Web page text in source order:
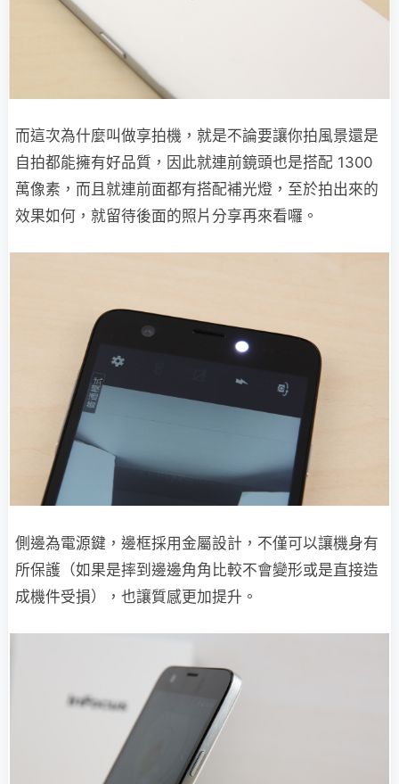
而這次為什麼叫做享拍機，就是不論要讓你拍風景還是
自拍都能擁有好品質，因此就連前鏡頭也是搭配 1300
萬像素，而且就連前面都有搭配補光燈，至於拍出來的
效果如何，就留待後面的照片分享再來看囉。
側邊為電源鍵，邊框採用金屬設計，不僅可以讓機身有
所保護（如果是摔到邊邊角角比較不會變形或是直接造
成機件受損），也讓質感更加提升。